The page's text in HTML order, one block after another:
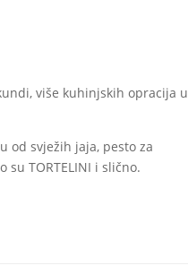
više kuhinjskih opracija u
od svježih jaja, pesto za
TORTELINI i slično.